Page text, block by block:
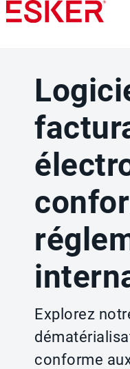
Skip
to
Explorez
conforme